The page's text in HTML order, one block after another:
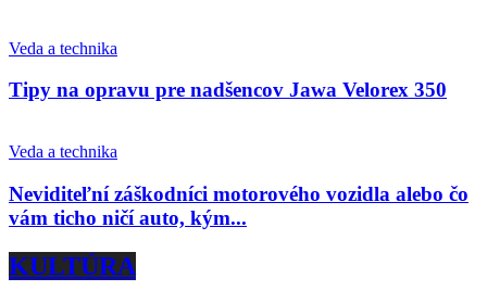
Veda a technika
Tipy na opravu pre nadšencov Jawa Velorex 350
Veda a technika
Neviditeľní záškodníci motorového vozidla alebo čo
vám ticho ničí auto, kým...
KULTÚRA